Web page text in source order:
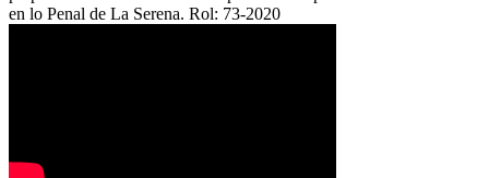
en lo Penal de La Serena. Rol: 73-2020